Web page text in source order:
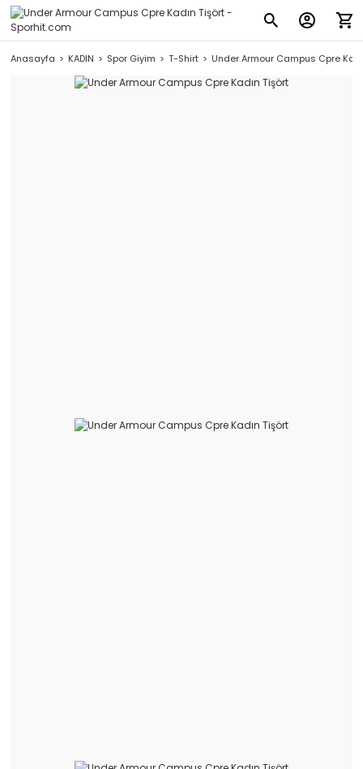
Anasayfa KADIN Spor Giyim T-Shirt Under Armour Campus Cpre